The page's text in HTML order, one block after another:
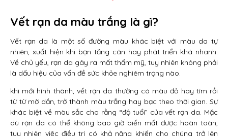
Vết rạn da màu trắng là gì?
Vết rạn da là một số đường màu khác biệt với màu da tự
nhiên, xuất hiện khi bạn tăng cân hay phát triển khá nhanh.
Về chủ yếu, rạn da gây ra mất thẩm mỹ, tuy nhiên không phải
là dấu hiệu của vấn đề sức khỏe nghiêm trọng nào.
khi mới hình thành, vết rạn da thường có màu đỏ hay tím rồi
từ từ mờ dần, trở thành màu trắng hay bạc theo thời gian. Sự
khác biệt về màu sắc cho rằng “độ tuổi” của vết rạn da. Mặc
dù rạn da có thể không bao giờ biến mất được hoàn toàn,
tuy nhiên việc điều trị có khả năng khiến cho chúng trở lên